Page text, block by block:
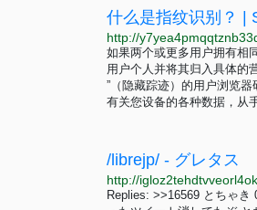
什么是指纹识别？ |
如果两个或更多用户拥有相
用户个人并将其归入具体的
”（隐藏踪迹）的用户浏览
有关您设备的各种数据，从
/librejp/ - グレタス
Replies: >>16569 とちゃき